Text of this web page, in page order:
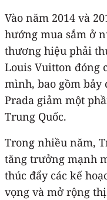
Vào năm 2014 và
hướng mua sắm ở
thương hiệu phải
Louis Vuitton đóng
mình, bao gồm
Prada giảm một
Trung Quốc.
Trong nhiều năm,
tăng trưởng mạnh
thúc đẩy các kế
vọng và mở rộng